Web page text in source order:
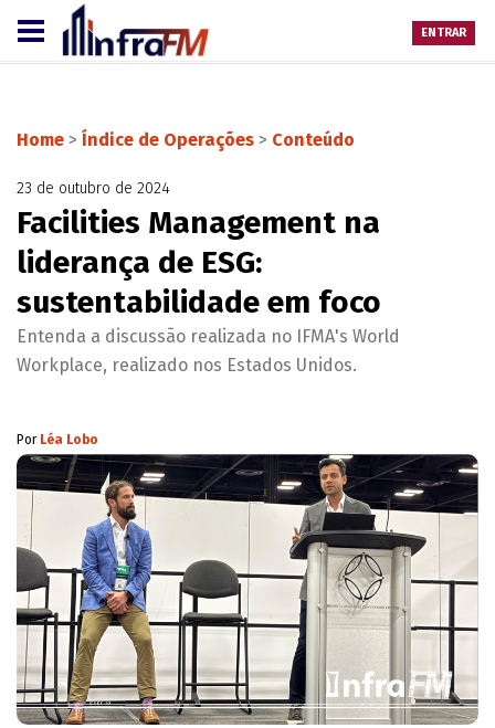
ENTRAR
Home > Índice de Operações > Conteúdo
23 de outubro de 2024
Facilities Management na
liderança de ESG:
sustentabilidade em foco
Entenda a discussão realizada no IFMA's World
Workplace, realizado nos Estados Unidos.
Por Léa Lobo